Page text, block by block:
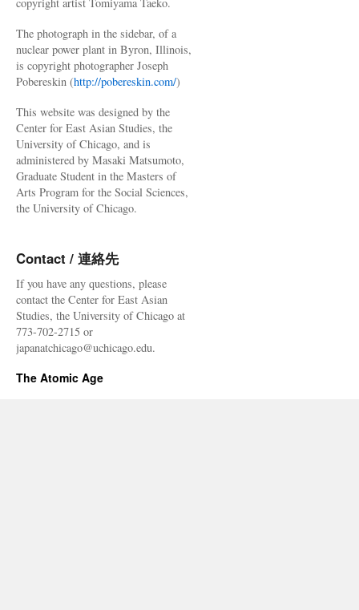
The photograph in the sidebar, of a
nuclear power plant in Byron, Illinois,
is copyright photographer Joseph
Pobereskin (http://pobereskin.com/)
This website was designed by the
Center for East Asian Studies, the
University of Chicago, and is
administered by Masaki Matsumoto,
Graduate Student in the Masters of
Arts Program for the Social Sciences,
the University of Chicago.
Contact / 連絡先
If you have any questions, please
contact the Center for East Asian
Studies, the University of Chicago at
773-702-2715 or
japanatchicago@uchicago.edu.
The Atomic Age